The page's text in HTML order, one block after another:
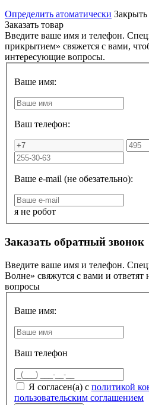
Определить атоматически
Заказать товар
Введите ваше имя и телефон.
прикрытием» свяжется с вами,
интересующие вопросы.
Ваше имя:
Ваш телефон:
Ваше e-mail (не обезательно):
я не робот
Заказать обратный звонок
Введите ваше имя и телефон.
Волне» свяжутся с вами и ответят
вопросы
Ваше имя:
Ваш телефон
Я согласен(а) с политикой
пользовательским соглашением